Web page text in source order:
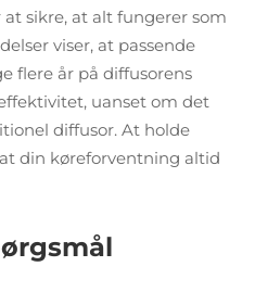
sikre, at alt fungerer som
viser, at passende
flere år på diffusorens
uanset om det
diffusor. At holde
din køreforventning altid